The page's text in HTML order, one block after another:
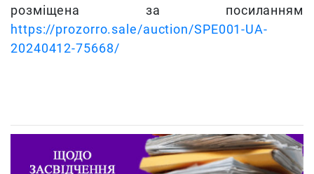
розміщена за посиланням
https://prozorro.sale/auction/SPE001-UA-
20240412-75668/